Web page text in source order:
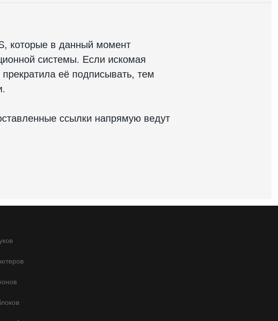
которые в данный момент
системы. Если искомая
её подписывать, тем
ссылки напрямую ведут